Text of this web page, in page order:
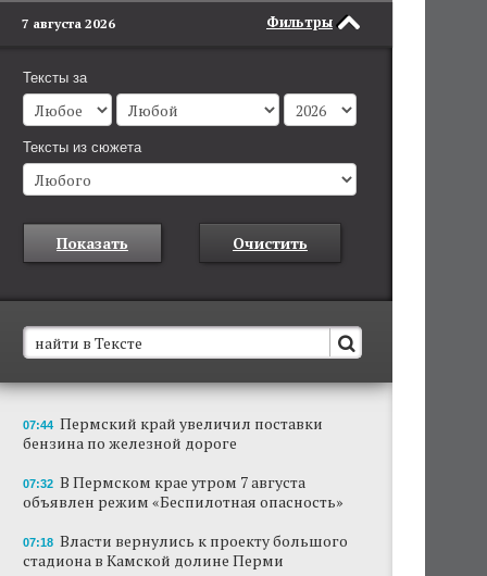
Фильтры
7 августа 2026
Тексты за
Тексты из сюжета
Показать Очистить
В Пермском крае установят новые станции
обнаружения беспилотников
Они используются для обнаружения и
отслеживания БПЛА в воздухе.
Власти вернулись к проекту большого
стадиона в Камской долине Перми
07:44 Пермский край увеличил поставки
бензина по железной дороге
07:32 В Пермском крае утром 7 августа
объявлен режим «Беспилотная опасность»
07:18 Власти вернулись к проекту большого
стадиона в Камской долине Перми